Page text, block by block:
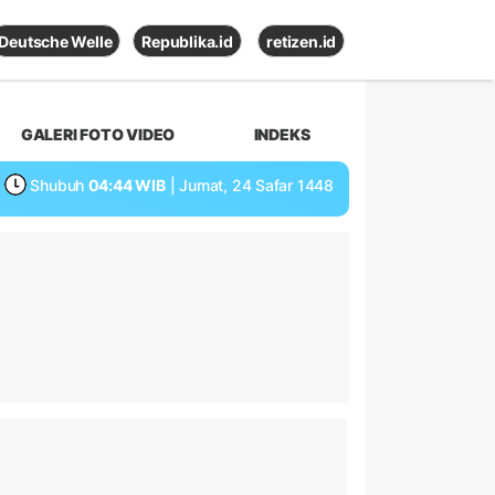
Deutsche Welle Republika.id retizen.id
GALERI FOTO VIDEO INDEKS
Shubuh 04:44 WIB | Jumat, 24 Safar 1448